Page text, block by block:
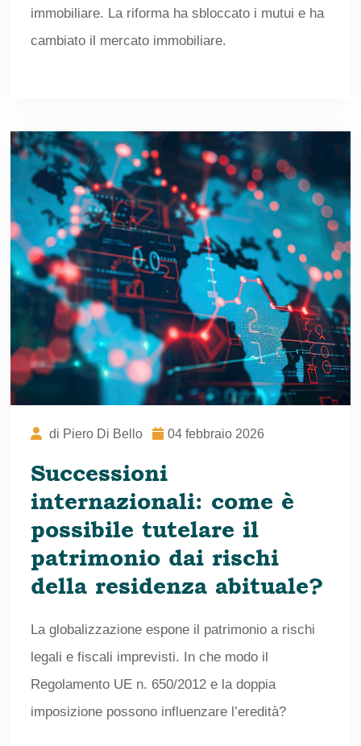
immobiliare. La riforma ha sbloccato i mutui e ha
cambiato il mercato immobiliare.
di Piero Di Bello 04 febbraio 2026
Successioni
internazionali: come è
possibile tutelare il
patrimonio dai rischi
della residenza abituale?
La globalizzazione espone il patrimonio a rischi
legali e fiscali imprevisti. In che modo il
Regolamento UE n. 650/2012 e la doppia
imposizione possono influenzare l’eredità?